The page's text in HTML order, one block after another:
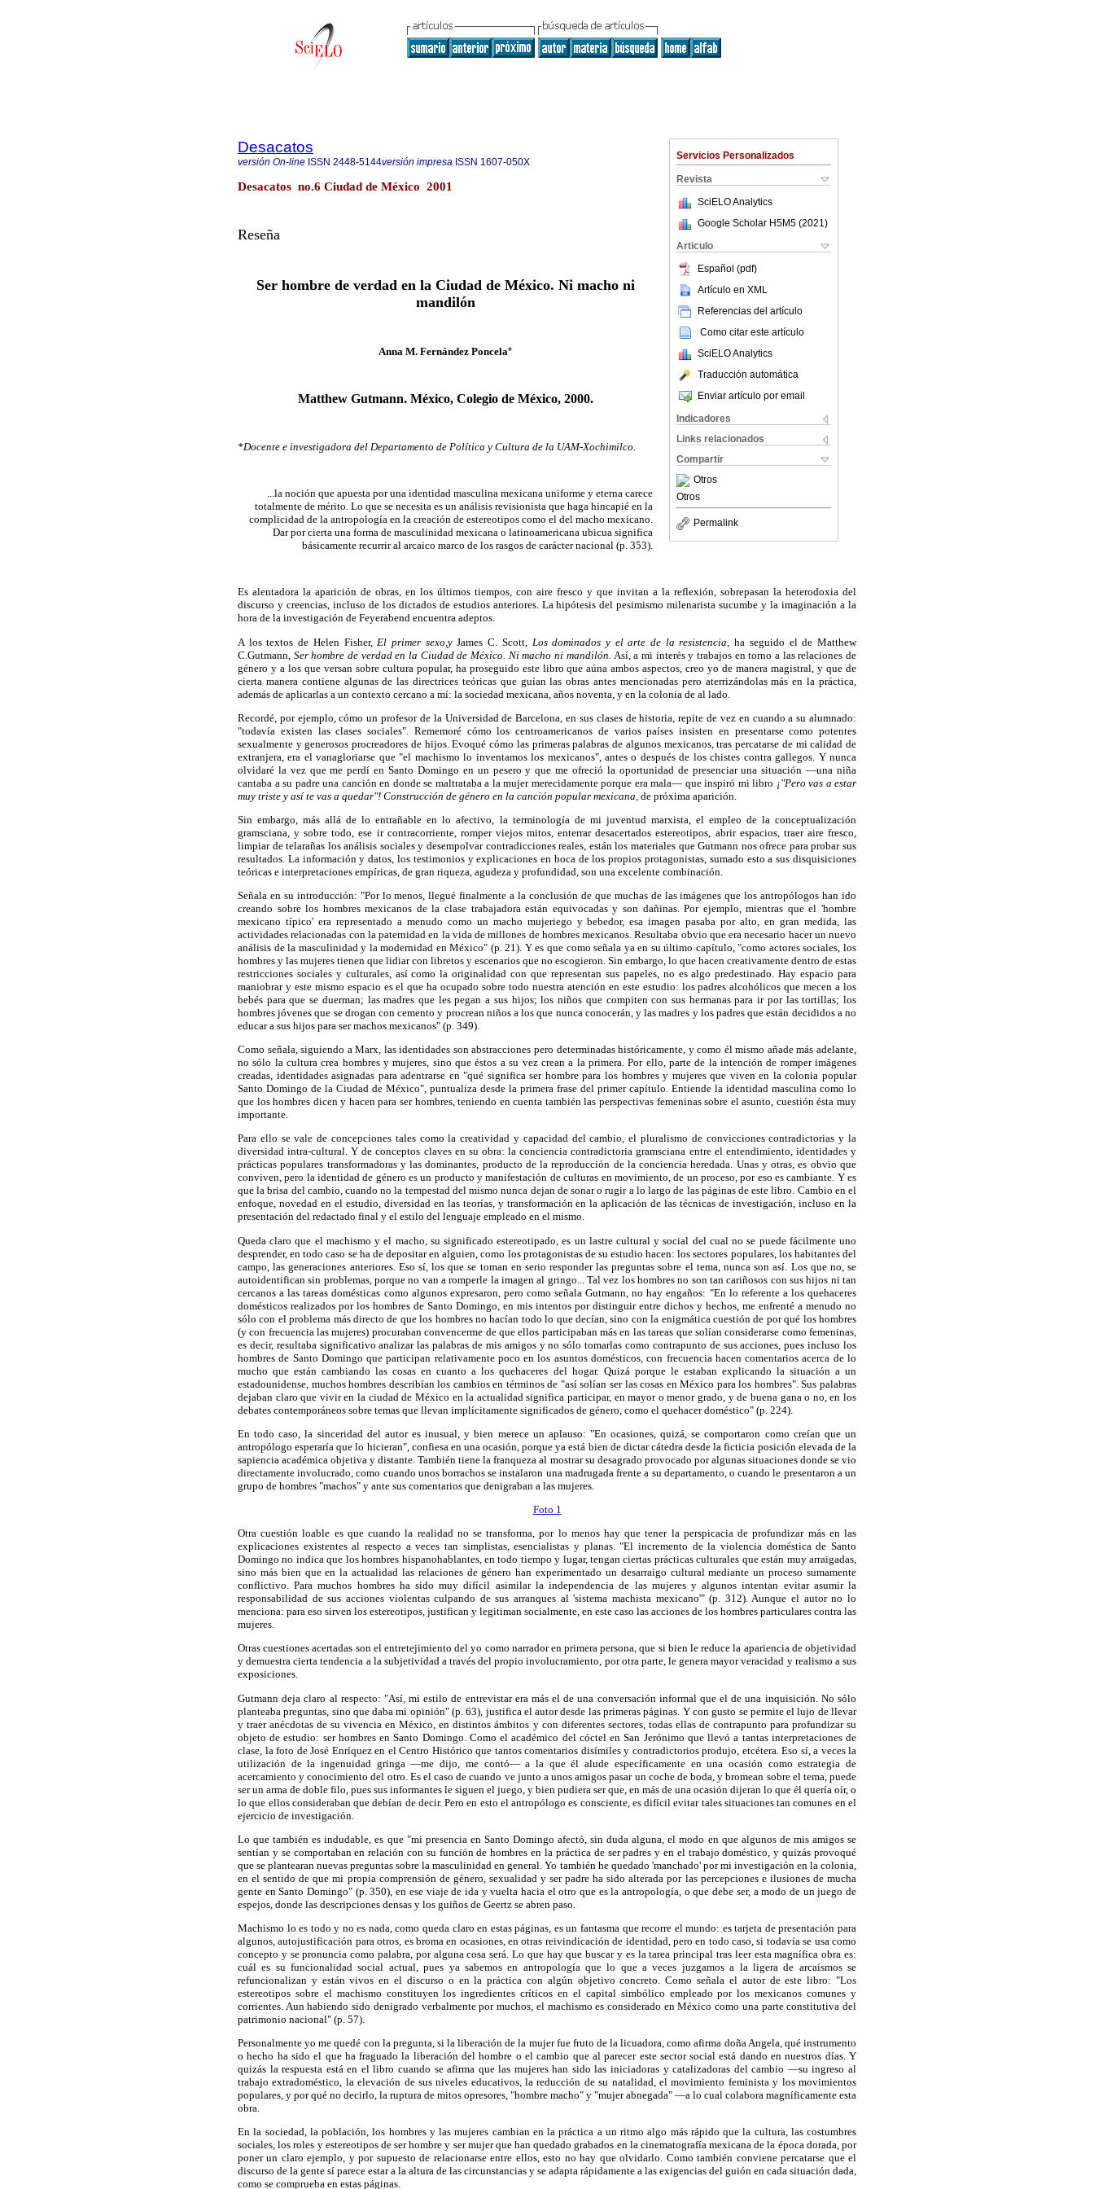
Servicios Personalizados
Revista
SciELO Analytics
Google Scholar H5M5 (2021 )
Articulo
Español (pdf)
Artículo en XML
Referencias del artículo
Como citar este artículo
SciELO Analytics
Traducción automática
Enviar artículo por email
Indicadores
Links relacionados
Compartir
Otros
Otros
Permalink
Desacatos
versión On-line ISSN 2448-5144versión impresa ISSN 1607-050X
Desacatos no.6 Ciudad de México 2001
Reseña
Ser hombre de verdad en la Ciudad de México. Ni macho ni
mandilón
Anna M. Fernández Poncela*
Matthew Gutmann. México, Colegio de México, 2000.
*Docente e investigadora del Departamento de Política y Cultura de la UAM-Xochimilco.
...la noción que apuesta por una identidad masculina mexicana uniforme y eterna carece
totalmente de mérito. Lo que se necesita es un análisis revisionista que haga hincapié en la
complicidad de la antropología en la creación de estereotipos como el del macho mexicano.
Dar por cierta una forma de masculinidad mexicana o latinoamericana ubicua significa
básicamente recurrir al arcaico marco de los rasgos de carácter nacional (p. 353).
Es alentadora la aparición de obras, en los últimos tiempos, con aire fresco y que invitan a la reflexión, sobrepasan la heterodoxia del
discurso y creencias, incluso de los dictados de estudios anteriores. La hipótesis del pesimismo milenarista sucumbe y la imaginación a la
hora de la investigación de Feyerabend encuentra adeptos.
A los textos de Helen Fisher, El primer sexo,yJames C. Scott, Los dominados y el arte de la resistencia,
ha seguido el de Matthew
C.Gutmann, Ser hombre de verdad en la Ciudad de México. Ni macho ni mandilón. Así, a mi interés y trabajos en torno a las relaciones de
género y a los que versan sobre cultura popular, ha proseguido este libro que aúna ambos aspectos, creo yo de manera magistral, y que de
cierta manera contiene algunas de las directrices teóricas que guían las obras antes mencionadas pero aterrizándolas más en la práctica,
además de aplicarlas a un contexto cercano a mí: la sociedad mexicana, años noventa, y en la colonia de al lado.
Recordé, por ejemplo, cómo un profesor de la Universidad de Barcelona, en sus clases de historia, repite de vez en cuando a su alumnado:
"todavía existen las clases sociales". Rememoré cómo los centroamericanos de varios países insisten en presentarse como potentes
sexualmente y generosos procreadores de hijos. Evoqué cómo las primeras palabras de algunos mexicanos, tras percatarse de mi calidad de
extranjera, era el vanagloriarse que "el machismo lo inventamos los mexicanos", antes o después de los chistes contra gallegos. Y nunca
olvidaré la vez que me perdí en Santo Domingo en un pesero y que me ofreció la oportunidad de presenciar una situación —una niña
cantaba a su padre una canción en donde se maltrataba a la mujer merecidamente porque era mala— que inspiró mi libro ¡"Pero vas a estar
muy triste y así te vas a quedar"! Construcción de género en la canción popular mexicana, de próxima aparición.
Sin embargo, más allá de lo entrañable en lo afectivo, la terminología de mi juventud marxista, el empleo de la conceptualización
gramsciana, y sobre todo, ese ir contracorriente, romper viejos mitos, enterrar desacertados estereotipos, abrir espacios, traer aire fresco,
limpiar de telarañas los análisis sociales y desempolvar contradicciones reales, están los materiales que Gutmann nos ofrece para probar sus
resultados. La información y datos, los testimonios y explicaciones en boca de los propios protagonistas, sumado esto a sus disquisiciones
teóricas e interpretaciones empíricas, de gran riqueza, agudeza y profundidad, son una excelente combinación.
Señala en su introducción: "Por lo menos, llegué finalmente a la conclusión de que muchas de las imágenes que los antropólogos han ido
creando sobre los hombres mexicanos de la clase trabajadora están equivocadas y son dañinas. Por ejemplo, mientras que el 'hombre
mexicano típico' era representado a menudo como un macho mujeriego y bebedor, esa imagen pasaba por alto, en gran medida, las
actividades relacionadas con la paternidad en la vida de millones de hombres mexicanos. Resultaba obvio que era necesario hacer un nuevo
análisis de la masculinidad y la modernidad en México" (p. 21). Y es que como señala ya en su último capítulo, "como actores sociales, los
hombres y las mujeres tienen que lidiar con libretos y escenarios que no escogieron. Sin embargo, lo que hacen creativamente dentro de estas
restricciones sociales y culturales, así como la originalidad con que representan sus papeles, no es algo predestinado. Hay espacio para
maniobrar y este mismo espacio es el que ha ocupado sobre todo nuestra atención en este estudio: los padres alcohólicos que mecen a los
bebés para que se duerman; las madres que les pegan a sus hijos; los niños que compiten con sus hermanas para ir por las tortillas; los
hombres jóvenes que se drogan con cemento y procrean niños a los que nunca conocerán, y las madres y los padres que están decididos a no
educar a sus hijos para ser machos mexicanos" (p. 349).
Como señala, siguiendo a Marx, las identidades son abstracciones pero determinadas históricamente, y como él mismo añade más adelante,
no sólo la cultura crea hombres y mujeres, sino que éstos a su vez crean a la primera. Por ello, parte de la intención de romper imágenes
creadas, identidades asignadas para adentrarse en "qué significa ser hombre para los hombres y mujeres que viven en la colonia popular
Santo Domingo de la Ciudad de México", puntualiza desde la primera frase del primer capítulo. Entiende la identidad masculina como lo
que los hombres dicen y hacen para ser hombres, teniendo en cuenta también las perspectivas femeninas sobre el asunto, cuestión ésta muy
importante.
Para ello se vale de concepciones tales como la creatividad y capacidad del cambio, el pluralismo de convicciones contradictorias y la
diversidad intra-cultural. Y de conceptos claves en su obra: la conciencia contradictoria gramsciana entre el entendimiento, identidades y
prácticas populares transformadoras y las dominantes, producto de la reproducción de la conciencia heredada. Unas y otras, es obvio que
conviven, pero la identidad de género es un producto y manifestación de culturas en movimiento, de un proceso, por eso es cambiante. Y es
que la brisa del cambio, cuando no la tempestad del mismo nunca dejan de sonar o rugir a lo largo de las páginas de este libro. Cambio en el
enfoque, novedad en el estudio, diversidad en las teorías, y transformación en la aplicación de las técnicas de investigación, incluso en la
presentación del redactado final y el estilo del lenguaje empleado en el mismo.
Queda claro que el machismo y el macho, su significado estereotipado, es un lastre cultural y social del cual no se puede fácilmente uno
desprender, en todo caso se ha de depositar en alguien, como los protagonistas de su estudio hacen: los sectores populares, los habitantes del
campo, las generaciones anteriores. Eso sí, los que se toman en serio responder las preguntas sobre el tema, nunca son así. Los que no, se
autoidentifican sin problemas, porque no van a romperle la imagen al gringo... Tal vez los hombres no son tan cariñosos con sus hijos ni tan
cercanos a las tareas domésticas como algunos expresaron, pero como señala Gutmann, no hay engaños: "En lo referente a los quehaceres
domésticos realizados por los hombres de Santo Domingo, en mis intentos por distinguir entre dichos y hechos, me enfrenté a menudo no
sólo con el problema más directo de que los hombres no hacían todo lo que decían, sino con la enigmática cuestión de por qué los hombres
(y con frecuencia las mujeres) procuraban convencerme de que ellos participaban más en las tareas que solían considerarse como femeninas,
es decir, resultaba significativo analizar las palabras de mis amigos y no sólo tomarlas como contrapunto de sus acciones, pues incluso los
hombres de Santo Domingo que participan relativamente poco en los asuntos domésticos, con frecuencia hacen comentarios acerca de lo
mucho que están cambiando las cosas en cuanto a los quehaceres del hogar. Quizá porque le estaban explicando la situación a un
estadounidense, muchos hombres describían los cambios en términos de "así solían ser las cosas en México para los hombres". Sus palabras
dejaban claro que vivir en la ciudad de México en la actualidad significa participar, en mayor o menor grado, y de buena gana o no, en los
debates contemporáneos sobre temas que llevan implícitamente significados de género, como el quehacer doméstico" (p. 224).
En todo caso, la sinceridad del autor es inusual, y bien merece un aplauso: "En ocasiones, quizá, se comportaron como creían que un
antropólogo esperaría que lo hicieran", confiesa en una ocasión, porque ya está bien de dictar cátedra desde la ficticia posición elevada de la
sapiencia académica objetiva y distante. También tiene la franqueza al mostrar su desagrado provocado por algunas situaciones donde se vio
directamente involucrado, como cuando unos borrachos se instalaron una madrugada frente a su departamento, o cuando le presentaron a un
grupo de hombres "machos" y ante sus comentarios que denigraban a las mujeres.
Foto 1
Otra cuestión loable es que cuando la realidad no se transforma, por lo menos hay que tener la perspicacia de profundizar más en las
explicaciones existentes al respecto a veces tan simplistas, esencialistas y planas. "El incremento de la violencia doméstica de Santo
Domingo no indica que los hombres hispanohablantes, en todo tiempo y lugar, tengan ciertas prácticas culturales que están muy arraigadas,
sino más bien que en la actualidad las relaciones de género han experimentado un desarraigo cultural mediante un proceso sumamente
conflictivo. Para muchos hombres ha sido muy difícil asimilar la independencia de las mujeres y algunos intentan evitar asumir la
responsabilidad de sus acciones violentas culpando de sus arranques al 'sistema machista mexicano'" (p. 312). Aunque el autor no lo
menciona: para eso sirven los estereotipos, justifican y legitiman socialmente, en este caso las acciones de los hombres particulares contra las
mujeres.
Otras cuestiones acertadas son el entretejimiento del yo como narrador en primera persona, que si bien le reduce la apariencia de objetividad
y demuestra cierta tendencia a la subjetividad a través del propio involucramiento, por otra parte, le genera mayor veracidad y realismo a sus
exposiciones.
Gutmann deja claro al respecto: "Así, mi estilo de entrevistar era más el de una conversación informal que el de una inquisición. No sólo
planteaba preguntas, sino que daba mi opinión" (p. 63), justifica el autor desde las primeras páginas. Y con gusto se permite el lujo de llevar
y traer anécdotas de su vivencia en México, en distintos ámbitos y con diferentes sectores, todas ellas de contrapunto para profundizar su
objeto de estudio: ser hombres en Santo Domingo. Como el académico del cóctel en San Jerónimo que llevó a tantas interpretaciones de
clase, la foto de José Enríquez en el Centro Histórico que tantos comentarios disímiles y contradictorios produjo, etcétera. Eso sí, a veces la
utilización de la ingenuidad gringa —me dijo, me contó— a la que él alude específicamente en una ocasión como estrategia de
acercamiento y conocimiento del otro. Es el caso de cuando ve junto a unos amigos pasar un coche de boda, y bromean sobre el tema, puede
ser un arma de doble filo, pues sus informantes le siguen el juego, y bien pudiera ser que, en más de una ocasión dijeran lo que él quería oír, o
lo que ellos consideraban que debían de decir. Pero en esto el antropólogo es consciente, es difícil evitar tales situaciones tan comunes en el
ejercicio de investigación.
Lo que también es indudable, es que "mi presencia en Santo Domingo afectó, sin duda alguna, el modo en que algunos de mis amigos se
sentían y se comportaban en relación con su función de hombres en la práctica de ser padres y en el trabajo doméstico, y quizás provoqué
que se plantearan nuevas preguntas sobre la masculinidad en general. Yo también he quedado 'manchado' por mi investigación en la colonia,
en el sentido de que mi propia comprensión de género, sexualidad y ser padre ha sido alterada por las percepciones e ilusiones de mucha
gente en Santo Domingo" (p. 350), en ese viaje de ida y vuelta hacia el otro que es la antropología, o que debe ser, a modo de un juego de
espejos, donde las descripciones densas y los guiños de Geertz se abren paso.
Machismo lo es todo y no es nada, como queda claro en estas páginas, es un fantasma que recorre el mundo: es tarjeta de presentación para
algunos, autojustificación para otros, es broma en ocasiones, en otras reivindicación de identidad, pero en todo caso, si todavía se usa como
concepto y se pronuncia como palabra, por alguna cosa será. Lo que hay que buscar y es la tarea principal tras leer esta magnífica obra es:
cuál es su funcionalidad social actual, pues ya sabemos en antropología que lo que a veces juzgamos a la ligera de arcaísmos se
refuncionalizan y están vivos en el discurso o en la práctica con algún objetivo concreto. Como señala el autor de este libro: "Los
estereotipos sobre el machismo constituyen los ingredientes críticos en el capital simbólico empleado por los mexicanos comunes y
corrientes. Aun habiendo sido denigrado verbalmente por muchos, el machismo es considerado en México como una parte constitutiva del
patrimonio nacional" (p. 57).
Personalmente yo me quedé con la pregunta, si la liberación de la mujer fue fruto de la licuadora, como afirma doña Angela, qué instrumento
o hecho ha sido el que ha fraguado la liberación del hombre o el cambio que al parecer este sector social está dando en nuestros días. Y
quizás la respuesta está en el libro cuando se afirma que las mujeres han sido las iniciadoras y catalizadoras del cambio —su ingreso al
trabajo extradoméstico, la elevación de sus niveles educativos, la reducción de su natalidad, el movimiento feminista y los movimientos
populares, y por qué no decirlo, la ruptura de mitos opresores, "hombre macho" y "mujer abnegada" —a lo cual colabora magníficamente esta
obra.
En la sociedad, la población, los hombres y las mujeres cambian en la práctica a un ritmo algo más rápido que la cultura, las costumbres
sociales, los roles y estereotipos de ser hombre y ser mujer que han quedado grabados en la cinematografía mexicana de la época dorada, por
poner un claro ejemplo, y por supuesto de relacionarse entre ellos, esto no hay que olvidarlo. Como también conviene percatarse que el
discurso de la gente sí parece estar a la altura de las circunstancias y se adapta rápidamente a las exigencias del guión en cada situación dada,
como se comprueba en estas páginas.